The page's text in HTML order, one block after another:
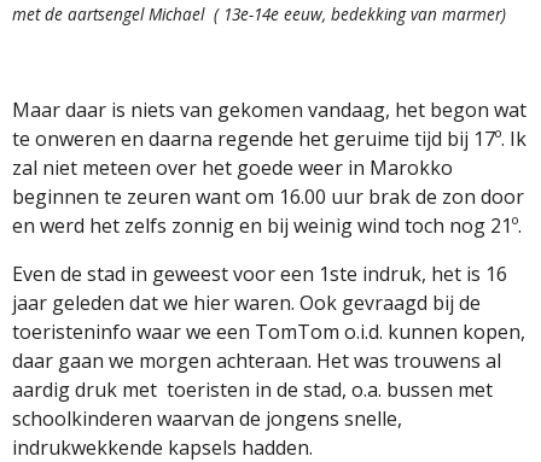
met de aartsengel Michael ( 13e-14e eeuw, bedekking van marmer)
Maar daar is niets van gekomen vandaag, het begon wat
te onweren en daarna regende het geruime tijd bij 17º. Ik
zal niet meteen over het goede weer in Marokko
beginnen te zeuren want om 16.00 uur brak de zon door
en werd het zelfs zonnig en bij weinig wind toch nog 21º.
Even de stad in geweest voor een 1ste indruk, het is 16
jaar geleden dat we hier waren. Ook gevraagd bij de
toeristeninfo waar we een TomTom o.i.d. kunnen kopen,
daar gaan we morgen achteraan. Het was trouwens al
aardig druk met toeristen in de stad, o.a. bussen met
schoolkinderen waarvan de jongens snelle,
indrukwekkende kapsels hadden.